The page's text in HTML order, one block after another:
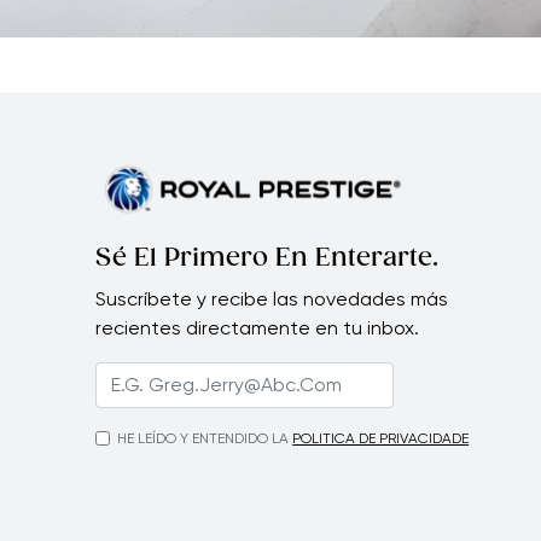
Sé El Primero En Enterarte.
Suscríbete y recibe las novedades más
recientes directamente en tu inbox.
HE LEÍDO Y ENTENDIDO LA POLITICA DE PRIVACIDADE